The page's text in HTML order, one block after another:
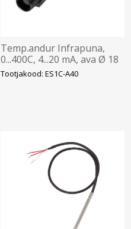
Temp.andur Infrapuna,
0...400C, 4...20 mA, ava Ø 18
mm, 4-juhet + varjestus,
kaabel 2m, Omron
Tootjakood: ES1C-A40